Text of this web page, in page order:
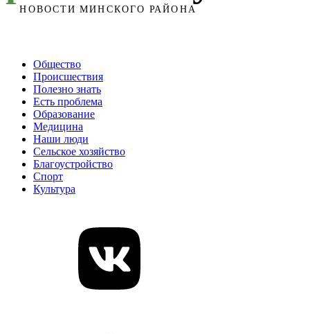
Общество
Происшествия
Полезно знать
Есть проблема
Образование
Медицина
Наши люди
Сельское хозяйство
Благоустройство
Спорт
Культура